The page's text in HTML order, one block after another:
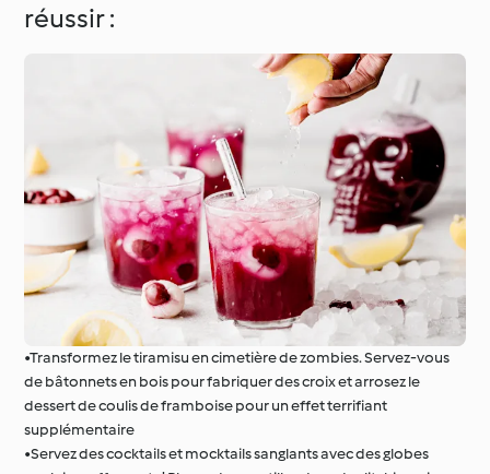
réussir :
•Transformez le tiramisu en cimetière de zombies. Servez-vous
de bâtonnets en bois pour fabriquer des croix et arrosez le
dessert de coulis de framboise pour un effet terrifiant
supplémentaire
•Servez des cocktails et mocktails sanglants avec des globes